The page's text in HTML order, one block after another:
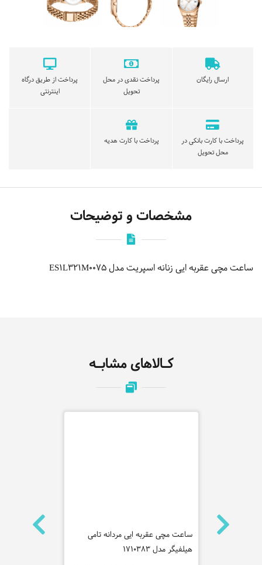
ارسال رایگان
پرداخت نقدی در محل
تحویل
پرداخت از طریق درگاه
اینترنتی
پرداخت با کارت بانکی در
محل تحویل
پرداخت با کارت هدیه
مشخصات و توضیحات
ساعت مچی عقربه ایی زنانه اسپریت مدل ES1L321M0075
کـالاهای مشابـه
ساعت مچی
ساعت مچی عقربه ایی مردانه تامی
هیلفیگر مدل 1710383